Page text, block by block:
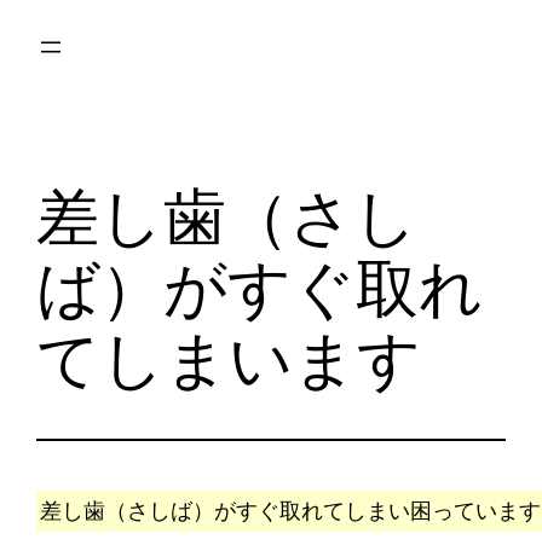
差し歯（さし
ば）がすぐ取れ
てしまいます
差し歯（さしば）がすぐ取れてしまい困っていま